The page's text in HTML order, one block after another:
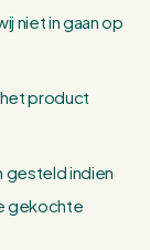
niet in gaan op
product
gesteld indien
gekochte